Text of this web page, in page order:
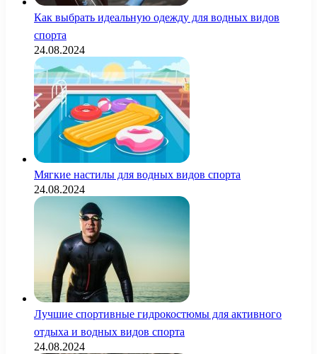
Как выбрать идеальную одежду для водных видов
спорта
24.08.2024
Мягкие настилы для водных видов спорта
24.08.2024
Лучшие спортивные гидрокостюмы для активного
отдыха и водных видов спорта
24.08.2024